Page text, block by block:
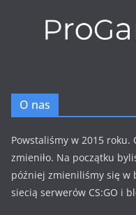
O nas
Powstaliśmy w 2015 roku.
zmieniło. Na początku
później zmieniliśmy się w
siecią serwerów CS:GO i